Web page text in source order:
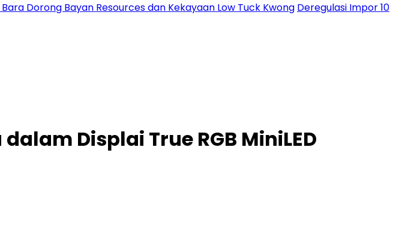
Dorong Bayan Resources dan Kekayaan Low Tuck Kwong Deregulasi Impor 10
Displai True RGB MiniLED